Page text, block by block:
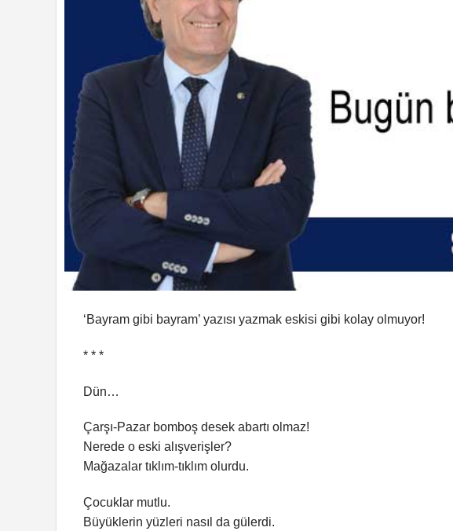
‘Bayram gibi bayram’ yazısı yazmak eskisi gibi kolay olmuyor!
* * *
Dün…
Çarşı-Pazar bomboş desek abartı olmaz!
Nerede o eski alışverişler?
Mağazalar tıklım-tıklım olurdu.
Çocuklar mutlu.
Büyüklerin yüzleri nasıl da gülerdi.